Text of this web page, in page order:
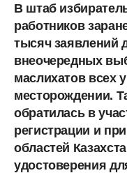
В штаб
работников
тысяч заявлений
внеочередных
маслихатов всех
месторождении.
обратилась в
регистрации и
областей
удостоверения